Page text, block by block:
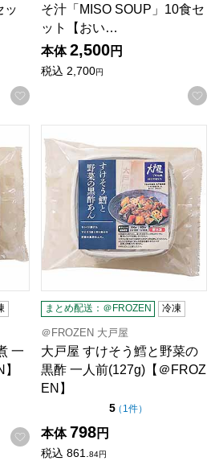
ッ
お気に入りに登録する
そ汁「MISO SOUP」10食セ
ット【おい…
本体 2,500円
税込 2,700円
一
お気に入りに登録する
まとめ配送：＠FROZEN 冷凍
＠FROZEN 大戸屋
大戸屋 すけそう鱈と野菜の
黒酢 一人前(127g)【＠FROZ
EN】
5点（5点満点中）
（ 1件の評価
）
本体 798円
税込 861.84円